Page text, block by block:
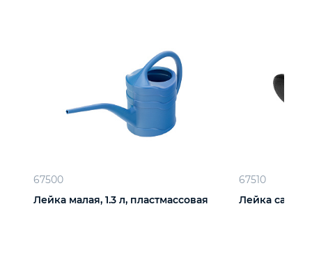
67500
Лейка малая, 1.3 л, пластмассовая
67510
Лейка